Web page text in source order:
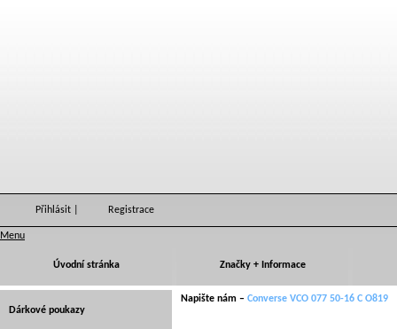
Přihlásit Registrace
Menu
Úvodní stránka Značky + Informace
Napište nám – Converse VCO 077 50-16 C O819
Dárkové poukazy